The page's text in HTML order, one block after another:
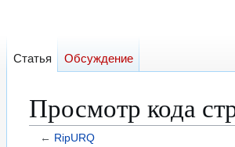
Просмотр кода
← RipURQ
Статья Обсуждение